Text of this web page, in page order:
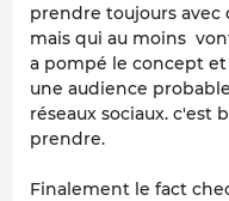
prendre toujours
mais qui au moins
a pompé le concept
une audience
réseaux sociaux. c'est
prendre.
Finalement le fact